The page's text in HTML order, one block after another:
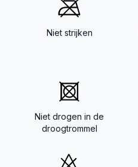
Niet strijken
Niet drogen in de
droogtrommel